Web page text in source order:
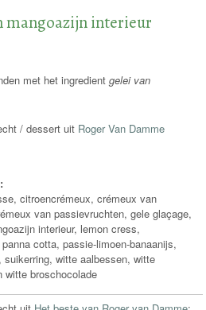
mangoazijn interieur
met het ingredientgelei van
/ dessert uit Roger Van Damme
citroencrémeux, crémeux van
van passievruchten, gele glaçage,
interieur, lemon cress,
cotta, passie-limoen-banaanijs,
suikerring, witte aalbessen, witte
witte broschocolade